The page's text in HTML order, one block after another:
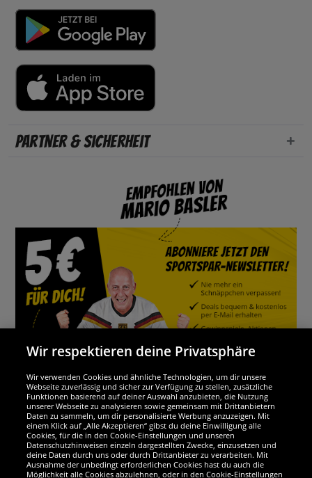
Partner & Sicherheit
Wir sind ausgezeichnet
Wir respektieren deine Privatsphäre
Wir verwenden Cookies und ähnliche Technologien, um dir unsere
Webseite zuverlässig und sicher zur Verfügung zu stellen, zusätzliche
Funktionen basierend auf deiner Auswahl anzubieten, die Nutzung
unserer Webseite zu analysieren sowie gemeinsam mit Drittanbietern
Daten zu sammeln, um dir personalisierte Werbung anzuzeigen. Mit
einem Klick auf „Alle Akzeptieren“ gibst du deine Einwilligung alle
Cookies, für die in den Cookie-Einstellungen und unseren
Datenschutzhinweisen einzeln dargestellten Zwecke, einzusetzen und
deine Daten durch uns oder durch Drittanbieter zu verarbeiten. Mit
Ausnahme der unbedingt erforderlichen Cookies hast du auch die
Möglichkeit alle Cookies abzulehnen, oder in den Cookie-Einstellungen